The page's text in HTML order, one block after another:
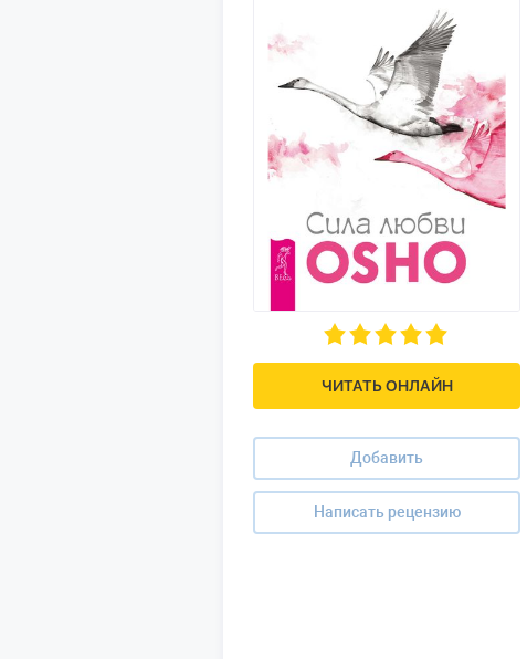
ЧИТАТЬ ОНЛАЙН
Добавить
Написать рецензию